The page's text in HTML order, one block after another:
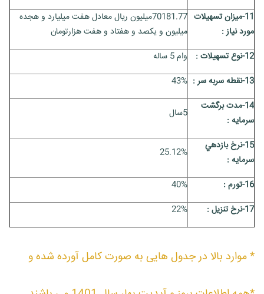
11-ميزان تسهيلات
مورد نياز :
70181.77میلیون ریال معادل هفت میلیارد و هجده
میلیون و یکصد و هفتاد و هفت هزارتومان
12-نوع تسهيلات :
وام 5 ساله
13-نقطه سربه سر :
43%
14-مدت برگشت
سرمايه :
5سال
15-نرخ بازدهي
سرمايه :
25.12%
16-تورم :
40%
17-نرخ تنزیل :
22%
* موارد بالا در جدول هایی به صورت کامل آورده شده و